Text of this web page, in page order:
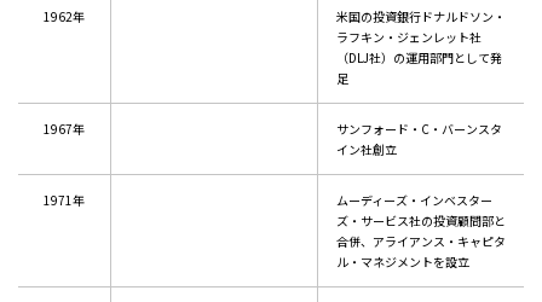
1962年
米国の投資銀行ドナルドソン・
ラフキン・ジェンレット社
（DLJ社）の運用部門として発
足
1967年
サンフォード・C・バーンスタ
イン社創立
1971年
ムーディーズ・インベスター
ズ・サービス社の投資顧問部と
合併、アライアンス・キャピタ
ル・マネジメントを設立